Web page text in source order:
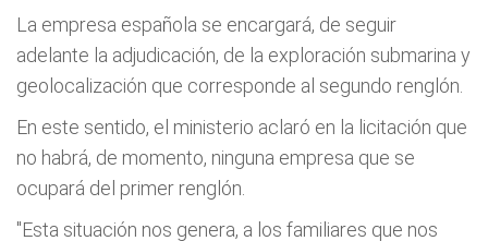
La empresa española se encargará, de seguir
adelante la adjudicación, de la exploración submarina y
geolocalización que corresponde al segundo renglón.
En este sentido, el ministerio aclaró en la licitación que
no habrá, de momento, ninguna empresa que se
ocupará del primer renglón.
"Esta situación nos genera, a los familiares que nos